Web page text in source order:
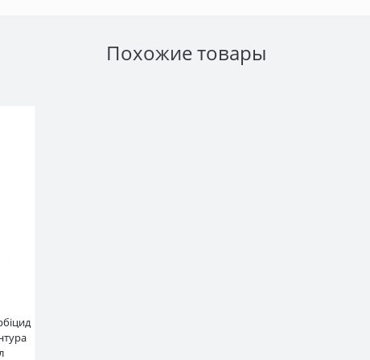
Похожие товары